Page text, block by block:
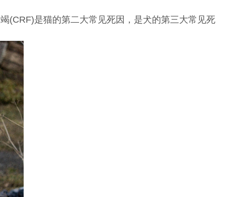
(CRF)是猫的第二大常见死因，是犬的第三大常见死